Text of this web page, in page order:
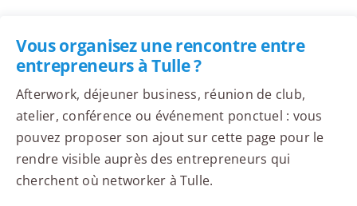
Vous organisez une rencontre entre
entrepreneurs à Tulle ?
Afterwork, déjeuner business, réunion de club,
atelier, conférence ou événement ponctuel : vous
pouvez proposer son ajout sur cette page pour le
rendre visible auprès des entrepreneurs qui
cherchent où networker à Tulle.